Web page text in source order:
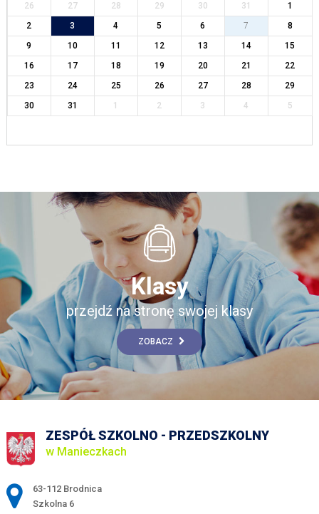
26 27 28 29 30 31
1
2
3 4 5 6 7
8
9
10 11 12 13 14
15
16
17 18 19 20 21
22
23
24 25 26 27 28
29
30
31 1 2 3 4 5
Klasy
przejdź na stronę swojej klasy
ZOBACZ
ZESPÓŁ SZKOLNO - PRZEDSZKOLNY
w Manieczkach
Adres pocztowy:
63-112 Brodnica
Szkolna 6